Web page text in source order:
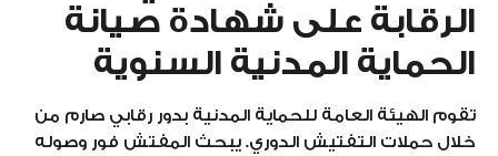
الرقابة على شهادة صيانة
الحماية المدنية السنوية
تقوم الهيئة العامة للحماية المدنية بدور رقابي صارم من
خلال حملات التفتيش الدوري. يبحث المفتش فور وصوله